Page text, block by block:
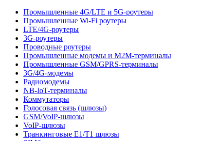
Промышленные 4G/LTE и 5G-роутеры
Промышленные Wi-Fi роутеры
LTE/4G-роутеры
3G-роутеры
Проводные роутеры
Промышленные модемы и M2M-терминалы
Промышленные GSM/GPRS-терминалы
3G/4G-модемы
Радиомодемы
NB-IoT-терминалы
Коммутаторы
Голосовая связь (шлюзы)
GSM/VoIP-шлюзы
VoIP-шлюзы
Транкинговые E1/T1 шлюзы